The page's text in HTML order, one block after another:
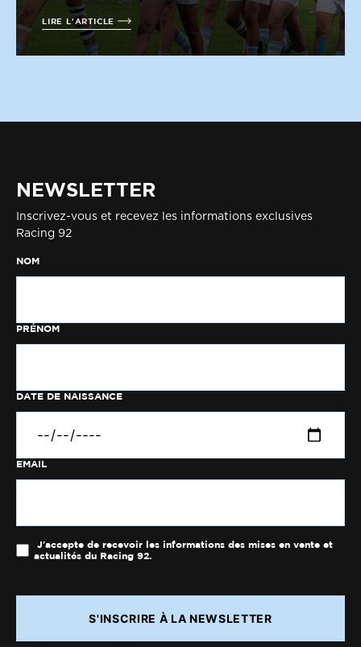
LIRE L'ARTICLE
NEWSLETTER
Inscrivez-vous et recevez les informations exclusives
Racing 92
NOM
PRÉNOM
DATE DE NAISSANCE
EMAIL
J'accepte de recevoir les informations des mises en vente et
actualités du Racing 92.
S'INSCRIRE À LA NEWSLETTER